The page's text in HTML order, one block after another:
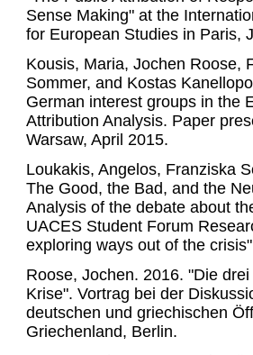
Sense Making" at the
for European Studies in Paris,
Kousis, Maria, Jochen Roose,
Sommer, and Kostas
German interest groups in the
Attribution Analysis. Paper
Warsaw, April 2015.
Loukakis, Angelos, Franziska
The Good, the Bad, and the
Analysis of the debate about
UACES Student Forum
exploring ways out of the
Roose, Jochen. 2016. "Die
Krise". Vortrag bei der
deutschen und griechischen
Griechenland, Berlin.